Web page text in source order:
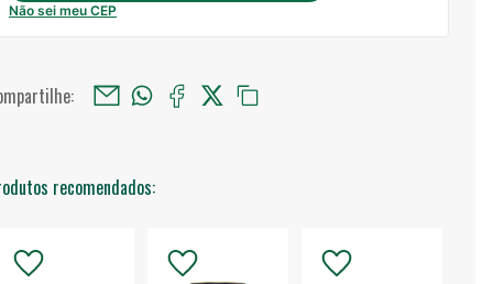
Não sei meu CEP
recomendados: